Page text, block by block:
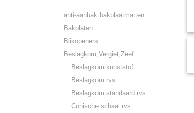
anti-aanbak bakplaatmatten
Bakplaten
Blikopeners
Beslagkom,Vergiet,Zeef
Beslagkom kunststof
Beslagkom rvs
Beslagkom standaard rvs
Conische schaal rvs